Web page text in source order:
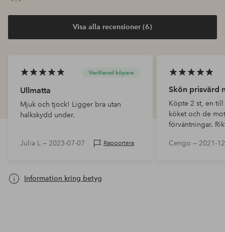
Visa alla recensioner (6)
Verifierad köpare
Ullmatta
Mjuk och tjock! Ligger bra utan
halkskydd under.
Julia L — 2023-07-07 Rapportera
Skön prisvärd
Köpte 2 st, en
köket och de
förväntningar.
Cengo — 2021-
Information kring betyg